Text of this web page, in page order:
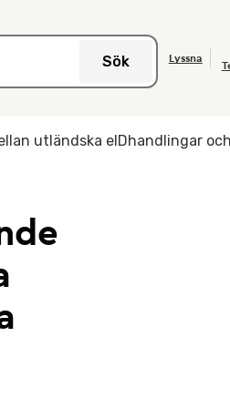
Sök Lyssna
utländska eIDhandlingar